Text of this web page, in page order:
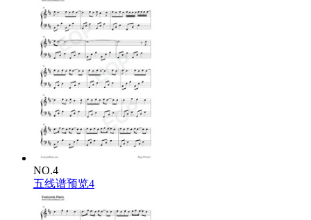
NO.4
五线谱预览4